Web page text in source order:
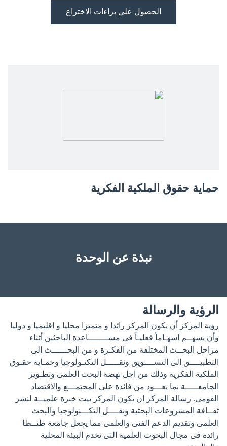
الحصول علي براءات الاختراع
حماية حقوق الملكية الفكرية
نبذة عن الوحدة
الرؤية والرسالة
رؤية المركز أن يكون المركز رائدا و متميزا محليا و اقليميا و دوليا
وأن يسهــم اسهـاماً فعليـاً فى مســــــــاعدة الباحثين أثناء
مراحل البحــث المختلفة من الفكـرة و من البحــــــث الى
التطبيــــق الى التســــويق ونقـــــل التكنـولوجيا وحمـاية حقـوق
الملكية الفكرية وذلك من اجل نهضة البحث العلمى وتطـوير
الجامعـــــة بما يعـــود من فائدة على المجتمـــع والاقتصاد
القومى. رسالة المركز ان يكون المركز بيت خبرة علميــة لنشر
ثقــافة المشروعات البحثية ونقــــل التكـــنولوجيا والبحث
العلمى وتقديم الدعم الفنى والعلمى مما يجعل جامعة طنــطا
رائدة فى مجال البحوث العلمية التى تخدم البيئة المحلية